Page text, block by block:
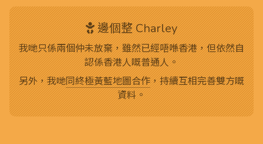
邊個整 Charley
我哋只係兩個仲未放棄，雖然已經唔喺香港，但依然自
認係香港人嘅普通人。
另外，我哋同終極黃藍地圖合作，持續互相完善雙方嘅
資料。